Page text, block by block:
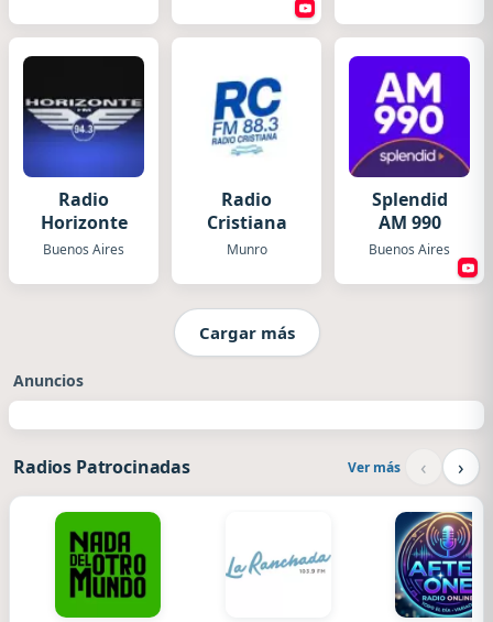
Radio
Horizonte
Buenos Aires
Radio
Cristiana
Munro
Splendid
AM 990
Buenos Aires
Cargar más
Anuncios
Radios Patrocinadas Ver más ‹ ›